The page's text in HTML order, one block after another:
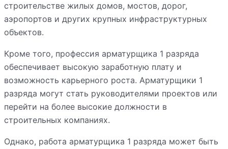
строительстве жилых домов, мостов, дорог,
аэропортов и других крупных инфраструктурных
объектов.
Кроме того, профессия арматурщика 1 разряда
обеспечивает высокую заработную плату и
возможность карьерного роста. Арматурщики 1
разряда могут стать руководителями проектов или
перейти на более высокие должности в
строительных компаниях.
Однако, работа арматурщика 1 разряда может быть